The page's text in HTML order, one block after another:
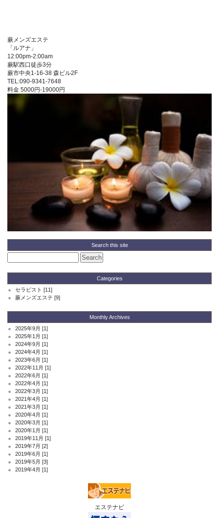
蕨メンズエステ
「 ルアナ 」
12:00pm-2:00am
蕨駅西口徒歩3分
蕨市中央1-16-38 森ビル2F
TEL:090-9341-7648
料金 5000円-19000円
Search this site
Categories
セラピスト [11]
蕨メンズエステ [9]
Monthly Archives
2025年9月 [1]
2025年1月 [1]
2024年9月 [1]
2024年4月 [1]
2023年6月 [1]
2022年11月 [1]
2022年6月 [1]
2022年4月 [1]
2022年3月 [1]
2021年4月 [1]
2021年3月 [1]
2020年4月 [1]
2020年3月 [1]
2020年1月 [1]
2019年11月 [1]
2019年7月 [2]
2019年6月 [1]
2019年5月 [3]
2019年4月 [1]
エステナビ